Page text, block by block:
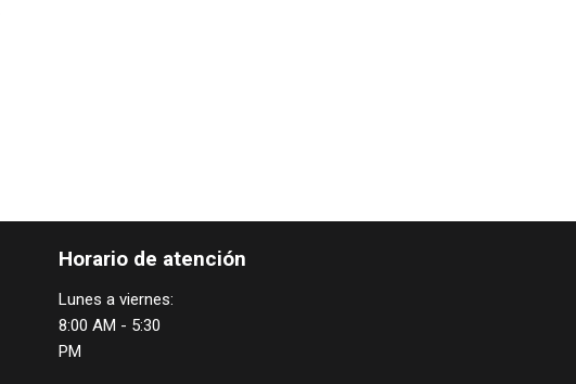
Horario de atención
Lunes a viernes:
8:00 AM - 5:30
PM